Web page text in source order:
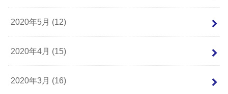
2020年5月 (12)
2020年4月 (15)
2020年3月 (16)